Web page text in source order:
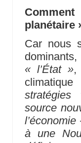
planétaire
Car nous
« l’État »,
climatique
stratégies
source
à une